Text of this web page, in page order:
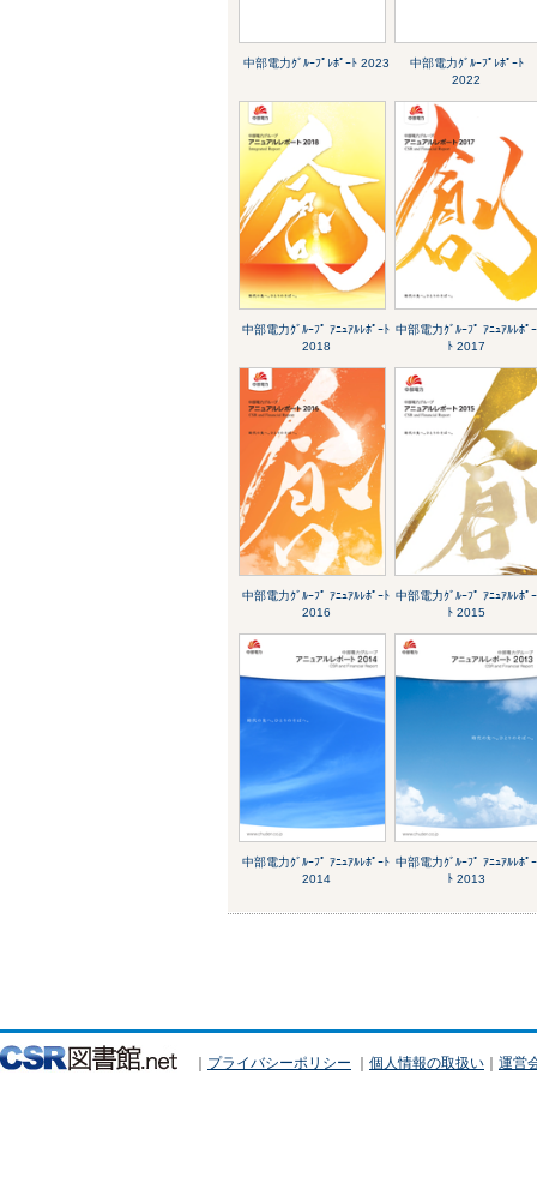
中部電力ｸﾞﾙｰﾌﾟﾚﾎﾟｰﾄ 2023
中部電力ｸﾞﾙｰﾌﾟﾚﾎﾟｰﾄ
2022
中部電力ｸﾞﾙｰﾌﾟ ｱﾆｭｱﾙﾚﾎﾟｰﾄ
2018
中部電力ｸﾞﾙｰﾌﾟ ｱﾆｭｱﾙﾚﾎﾟｰ
ﾄ 2017
中部電力ｸﾞﾙｰﾌﾟ ｱﾆｭｱﾙﾚﾎﾟｰﾄ
2016
中部電力ｸﾞﾙｰﾌﾟ ｱﾆｭｱﾙﾚﾎﾟｰ
ﾄ 2015
中部電力ｸﾞﾙｰﾌﾟ ｱﾆｭｱﾙﾚﾎﾟｰﾄ
2014
中部電力ｸﾞﾙｰﾌﾟ ｱﾆｭｱﾙﾚﾎﾟｰ
ﾄ 2013
｜ プライバシーポリシー ｜ 個人情報の取扱い ｜ 運営